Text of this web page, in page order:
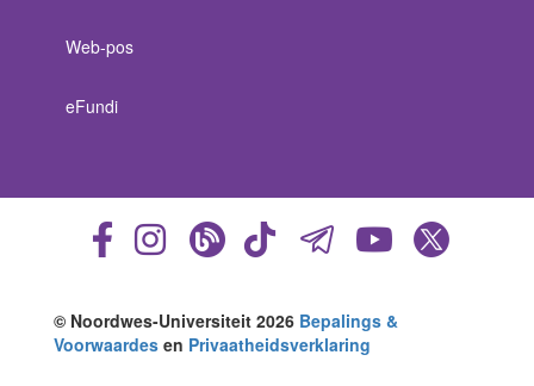
Web-pos
eFundi
© Noordwes-Universiteit 2026 Bepalings &
Voorwaardes en Privaatheidsverklaring